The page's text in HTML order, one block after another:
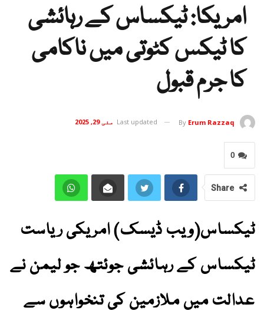
امریکا: ٹیکساس کے رہائشی
کا ٹیکس کٹوتی میں ناکامی
کا جرم قبول
By Erum Razzaq
Last updated مئی 29, 2025
0
Share
ٹیکساس(ویب ڈیسک) امریکی ریاست
ٹیکساس کے رہائشی جوئتھ جو لیمن نے
عدالت میں ملازمین کی تنخواہوں سے